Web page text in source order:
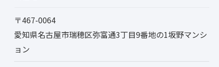
〒467-0064
愛知県名古屋市瑞穂区弥富通3丁目9番地の1坂野マンシ
ョン